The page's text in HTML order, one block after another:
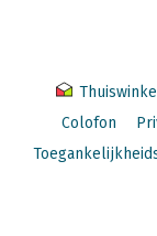
Colofon